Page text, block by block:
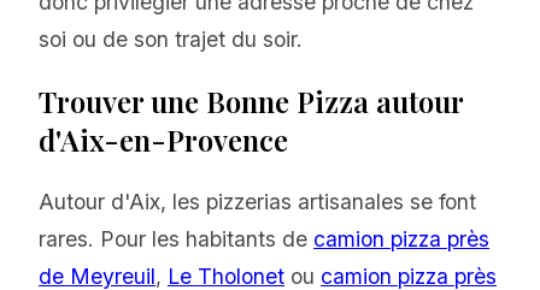
soi ou de son trajet du soir.
Trouver une Bonne Pizza autour
d'Aix-en-Provence
Autour d'Aix, les pizzerias artisanales se font
rares. Pour les habitants de camion pizza près
de Meyreuil, Le Tholonet ou camion pizza près